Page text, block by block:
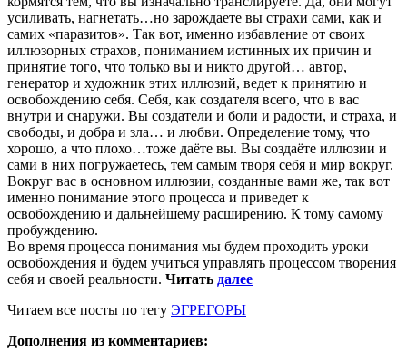
усиливать, нагнетать…но зарождаете вы страхи сами, как и
самих «паразитов». Так вот, именно избавление от своих
иллюзорных страхов, пониманием истинных их причин и
принятие того, что только вы и никто другой… автор,
генератор и художник этих иллюзий, ведет к принятию и
освобождению себя. Себя, как создателя всего, что в вас
внутри и снаружи. Вы создатели и боли и радости, и страха, и
свободы, и добра и зла… и любви. Определение тому, что
хорошо, а что плохо…тоже даёте вы. Вы создаёте иллюзии и
сами в них погружаетесь, тем самым творя себя и мир вокруг.
Вокруг вас в основном иллюзии, созданные вами же, так вот
именно понимание этого процесса и приведет к
освобождению и дальнейшему расширению. К тому самому
пробуждению.
Во время процесса понимания мы будем проходить уроки
освобождения и будем учиться управлять процессом творения
себя и своей реальности. Читать далее
Читаем все посты по тегу ЭГРЕГОРЫ
Дополнения из комментариев: